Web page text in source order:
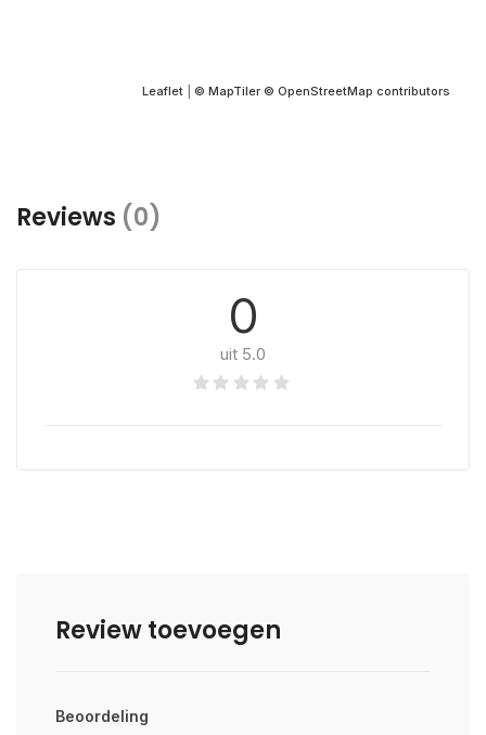
Leaflet © MapTiler © OpenStreetMap contributors
Reviews (0)
0
uit 5.0
Review toevoegen
Beoordeling